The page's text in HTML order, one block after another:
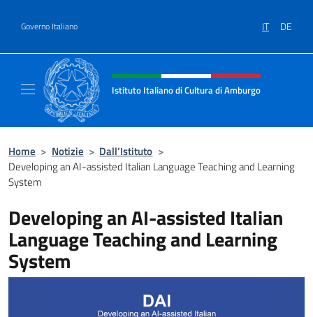
Governo Italiano IT DE
Intestazione sito, social e menù
Istituto Italiano di Cultura di Amburgo
Home > Notizie > Dall’Istituto >
Developing an AI-assisted Italian Language Teaching and Learning
System
Developing an AI-assisted Italian
Language Teaching and Learning
System